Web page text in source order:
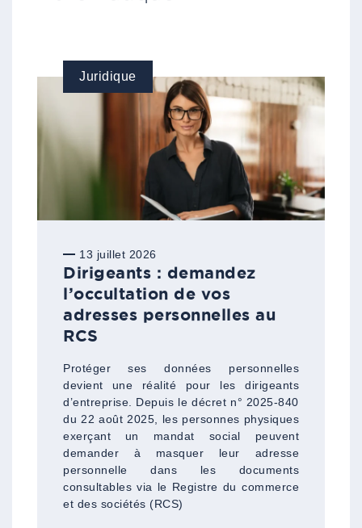
Juridique
13 juillet 2026
Dirigeants : demandez
l’occultation de vos
adresses personnelles au
RCS
Protéger ses données personnelles
devient une réalité pour les dirigeants
d’entreprise. Depuis le décret n° 2025-840
du 22 août 2025, les personnes physiques
exerçant un mandat social peuvent
demander à masquer leur adresse
personnelle dans les documents
consultables via le Registre du commerce
et des sociétés (RCS)